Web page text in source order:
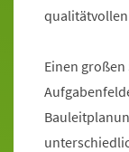
Einen